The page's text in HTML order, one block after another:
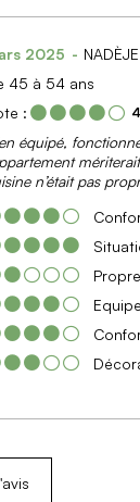
2025 NADÈJE
45 à 54 ans
:
4
équipé,
n’était pas